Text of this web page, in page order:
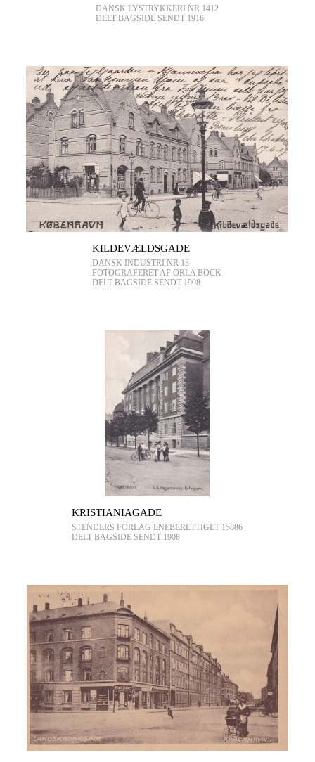
DANSK LYSTRYKKERI NR 1412
DELT BAGSIDE SENDT 1916
KILDEVÆLDSGADE
DANSK INDUSTRI NR 13
FOTOGRAFERET AF ORLA BOCK
DELT BAGSIDE SENDT 1908
KRISTIANIAGADE
STENDERS FORLAG ENEBERETTIGET 15886
DELT BAGSIDE SENDT 1908